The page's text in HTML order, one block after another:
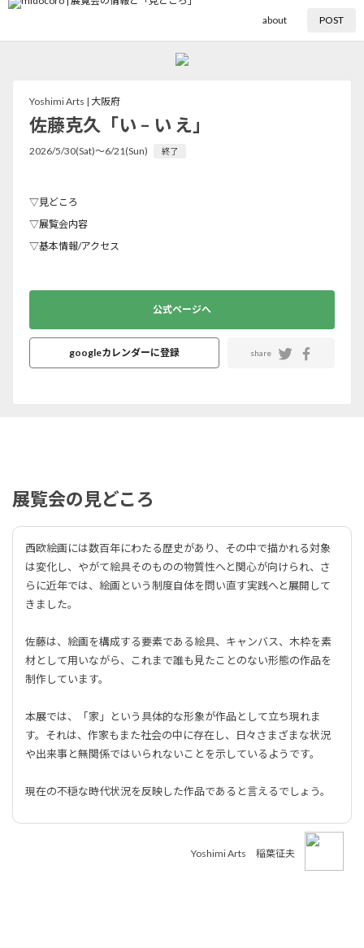
about POST
Yoshimi Arts | 大阪府
佐藤克久「い – い え」
2026/5/30(Sat)〜6/21(Sun) 終了
▽見どころ
▽展覧会内容
▽基本情報/アクセス
公式ページへ
googleカレンダーに登録 share
展覧会の見どころ
西欧絵画には数百年にわたる歴史があり、その中で描かれる対象
は変化し、やがて絵具そのものの物質性へと関心が向けられ、さ
らに近年では、絵画という制度自体を問い直す実践へと展開して
きました。
佐藤は、絵画を構成する要素である絵具、キャンバス、木枠を素
材として用いながら、これまで誰も見たことのない形態の作品を
制作しています。
本展では、「家」という具体的な形象が作品として立ち現れま
す。それは、作家もまた社会の中に存在し、日々さまざまな状況
や出来事と無関係ではいられないことを示しているようです。
現在の不穏な時代状況を反映した作品であると言えるでしょう。
Yoshimi Arts 稲葉征夫